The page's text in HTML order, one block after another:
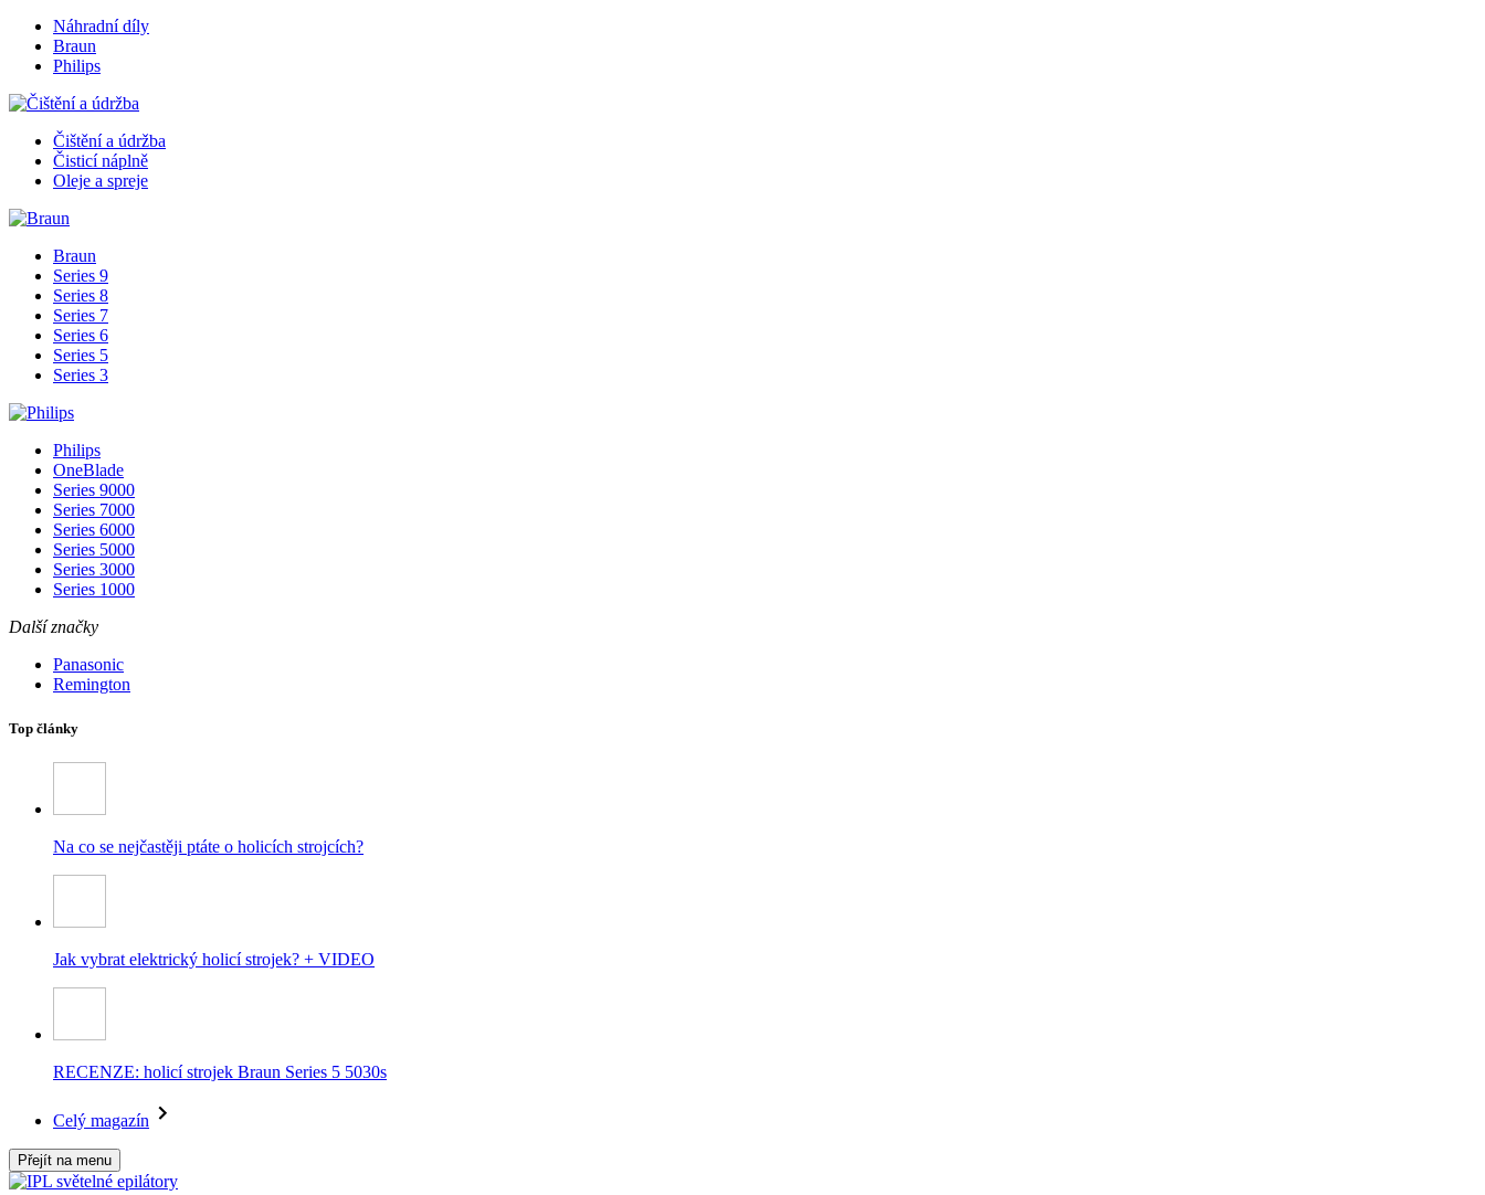
Náhradní díly
Braun
Philips
Čištění a údržba
Čisticí náplně
Oleje a spreje
Braun
Series 9
Series 8
Series 7
Series 6
Series 5
Series 3
Philips
OneBlade
Series 9000
Series 7000
Series 6000
Series 5000
Series 3000
Series 1000
Další značky
Panasonic
Remington
Top články
Na co se nejčastěji ptáte o holicích strojcích?
Jak vybrat elektrický holicí strojek? + VIDEO
RECENZE: holicí strojek Braun Series 5 5030s
Celý magazín
Přejít na menu